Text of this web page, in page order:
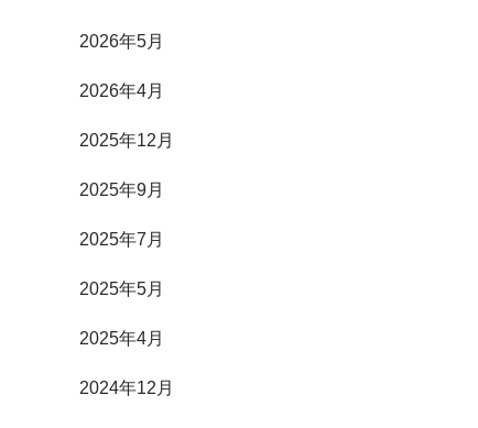
2026年5月
2026年4月
2025年12月
2025年9月
2025年7月
2025年5月
2025年4月
2024年12月